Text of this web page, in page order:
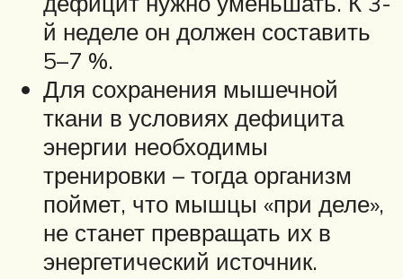
й неделе он должен составить
5–7 %.
Для сохранения мышечной
ткани в условиях дефицита
энергии необходимы
тренировки – тогда организм
поймет, что мышцы «при деле»,
не станет превращать их в
энергетический источник.